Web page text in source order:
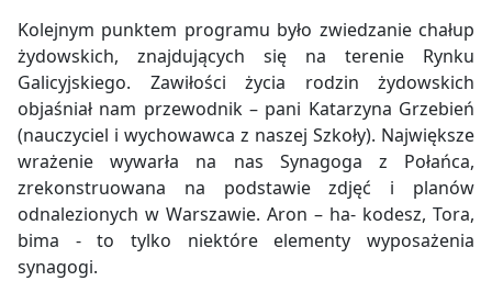
Kolejnym punktem programu było zwiedzanie chałup
żydowskich, znajdujących się na terenie Rynku
Galicyjskiego. Zawiłości życia rodzin żydowskich
objaśniał nam przewodnik – pani Katarzyna Grzebień
(nauczyciel i wychowawca z naszej Szkoły). Największe
wrażenie wywarła na nas Synagoga z Połańca,
zrekonstruowana na podstawie zdjęć i planów
odnalezionych w Warszawie. Aron – ha- kodesz, Tora,
bima - to tylko niektóre elementy wyposażenia
synagogi.